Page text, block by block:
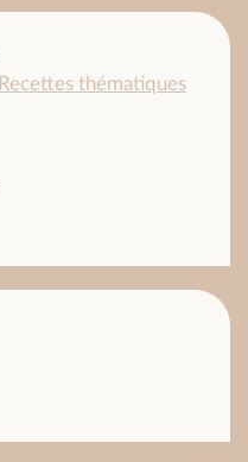
Recettes thématiques